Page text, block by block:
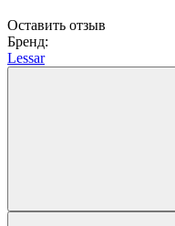
Оставить отзыв
Бренд:
Lessar